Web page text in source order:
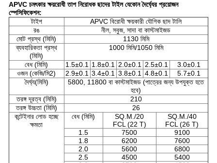
APVC চমৎকার ক্ষয়রোধী তাপ নিরোধক ছাদের টাইল যেকোন দৈর্ঘ্যের প্রয়োজন
স্পেসিফিকেশন:
টাইপ
APVC বিরোধী ক্ষয়কারী যৌগিক ছাদ টালি
রঙ
নীল, সবুজ, সাদা বা কাস্টমাইজড
মোট প্রস্থ (মিমি)
1130 মিমি
ব্যবহারিকতা প্রস্থ
(মিমি)
1000 মিমি/1050 মিমি
বেধ (মিমি) 1.5±0.1 1.8±0.1 2.0±0.1 2.5±0.1
3.0±0.1
ওজন (কেজি/মি2)
2.9±0.1 3.4±0.1 3.8±0.1 4.8±0.1
5.7±0.1
দৈর্ঘ্য(মিমি)
5800, 11800 বা কাস্টমাইজড (পাত্রের জন্য উপযুক্ত হতে
হবে)
তরঙ্গ দূরত্ব (মিমি)
210
তরঙ্গ উচ্চতা (মিমি)
26
কন্টেইনার লোড হচ্ছে
ক্ষমতা
বেধ (মিমি)
SQ.M./20
FCL (22 T)
SQ.M./40
FCL (26 T)
1.5
7500
9100
1.8
6200
7600
2.0
5600
6800
2.5
4500
5400